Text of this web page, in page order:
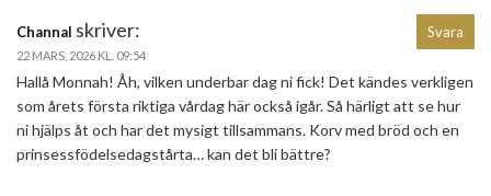
Channal skriver:
22 MARS, 2026 KL. 09:54
Hallå Monnah! Åh, vilken underbar dag ni fick! Det kändes verkligen
som årets första riktiga vårdag här också igår. Så härligt att se hur
ni hjälps åt och har det mysigt tillsammans. Korv med bröd och en
prinsessfödelsedagstårta… kan det bli bättre?
Svara